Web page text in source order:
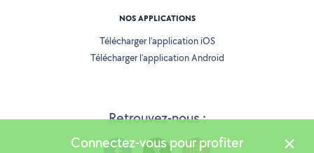
Retrouvez-nous :
NOS APPLICATIONS
Télécharger l’application iOS
Télécharger l’application Android
Connectez-vous pour profiter